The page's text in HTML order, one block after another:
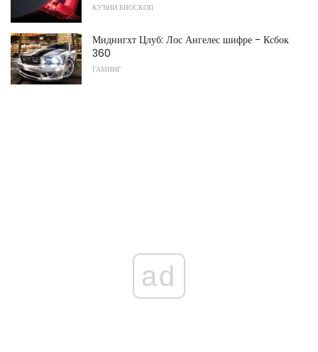
КУЋНИ БИОСКОП
Миднигхт Цлуб: Лос Ангелес шифре - Ксбок
360
ГАМИНГ
ad